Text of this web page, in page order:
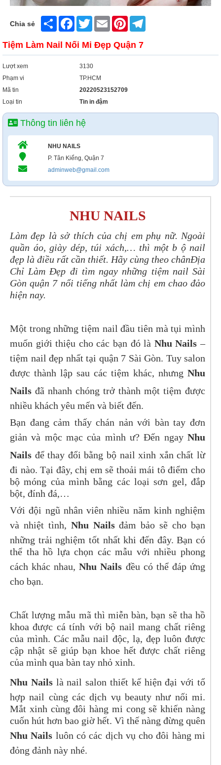
Chia sẻ Share FacebookTwitter Email Pinterest
Tiệm Làm Nail Nối Mi Đẹp Quận 7
Lượt xem
3130
Phạm vi
TP.HCM
Mã tin
20220523152709
Loại tin
Tin in đậm
Thông tin liên hệ
NHU NAILS
P. Tân Kiểng, Quận 7
adminweb@gmail.com
NHU NAILS
Làm đẹp là sở thích của chị em phụ nữ. Ngoài
quần áo, giày dép, túi xách,… thì một b ộ nail
đẹp là điều rất cần thiết. Hãy cùng theo chânĐịa
Chỉ Làm Đẹp đi tìm ngay những tiệm nail Sài
Gòn quận 7 nổi tiếng nhất làm chị em chao đảo
hiện nay.
Một trong những tiệm nail đầu tiên mà tụi mình
muốn giới thiệu cho các bạn đó là Nhu Nails –
tiệm nail đẹp nhất tại quận 7 Sài Gòn. Tuy salon
được thành lập sau các tiệm khác, nhưng Nhu
Nails đã nhanh chóng trở thành một tiệm được
nhiều khách yêu mến và biết đến.
Bạn đang cảm thấy chán nản với bàn tay đơn
giản và mộc mạc của mình ư? Đến ngay Nhu
Nails để thay đổi bằng bộ nail xinh xắn chất lừ
đi nào. Tại đây, chị em sẽ thoải mái tô điểm cho
bộ móng của mình bằng các loại sơn gel, đắp
bột, đính đá,…
Với đội ngũ nhân viên nhiều năm kinh nghiệm
và nhiệt tình, Nhu Nailsđảm bảo sẽ cho bạn
những trải nghiệm tốt nhất khi đến đây. Bạn có
thể tha hồ lựa chọn các mẫu với nhiều phong
cách khác nhau,Nhu Nails đều có thể đáp ứng
cho bạn.
Chất lượng mẫu mã thì miễn bàn, bạn sẽ tha hồ
khoa được cá tính với bộ nail mang chất riêng
của mình. Các mẫu nail độc, lạ, đẹp luôn được
cập nhật sẽ giúp bạn khoe hết được chất riêng
của mình qua bàn tay nhỏ xinh.
Nhu Nailslà nail salon thiết kế hiện đại với tổ
hợp nail cùng các dịch vụ beauty như nối mi.
Mắt xinh cùng đôi hàng mi cong sẽ khiến nàng
cuốn hút hơn bao giờ hết. Vì thế nàng đừng quên
Nhu Nails luôn có các dịch vụ cho đôi hàng mi
đỏng đảnh này nhé.